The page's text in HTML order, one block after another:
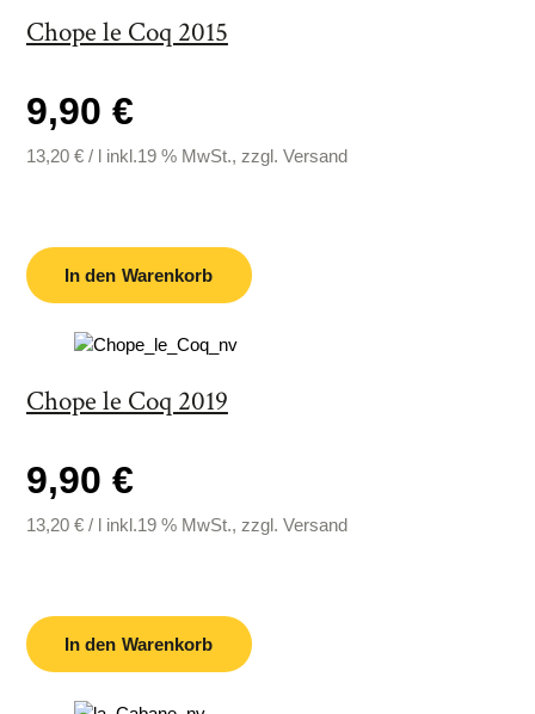
Chope le Coq 2015
9,90 €
13,20 €/ linkl.19 % MwSt., zzgl. Versand
In den Warenkorb
Chope le Coq 2019
9,90 €
13,20 €/ linkl.19 % MwSt., zzgl. Versand
In den Warenkorb